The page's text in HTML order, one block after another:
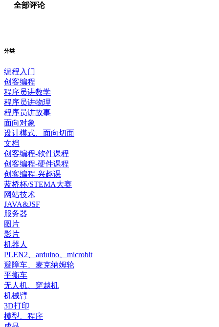
全部评论
分类
编程入门
创客编程
程序员讲数学
程序员讲物理
程序员讲故事
面向对象
设计模式、面向切面
文档
创客编程-软件课程
创客编程-硬件课程
创客编程-兴趣课
蓝桥杯/STEMA大赛
网站技术
JAVA&JSF
服务器
图片
影片
机器人
PLEN2、arduino、microbit
避障车、麦克纳姆轮
平衡车
无人机、穿越机
机械臂
3D打印
模型、程序